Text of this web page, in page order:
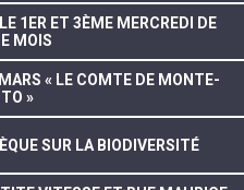
1ER ET 3ÈME MERCREDI DE
MOIS
« LE COMTE DE MONTE-
»
SUR LA BIODIVERSITÉ